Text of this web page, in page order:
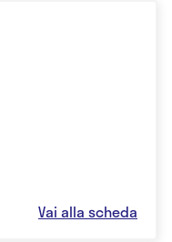
Vai alla scheda